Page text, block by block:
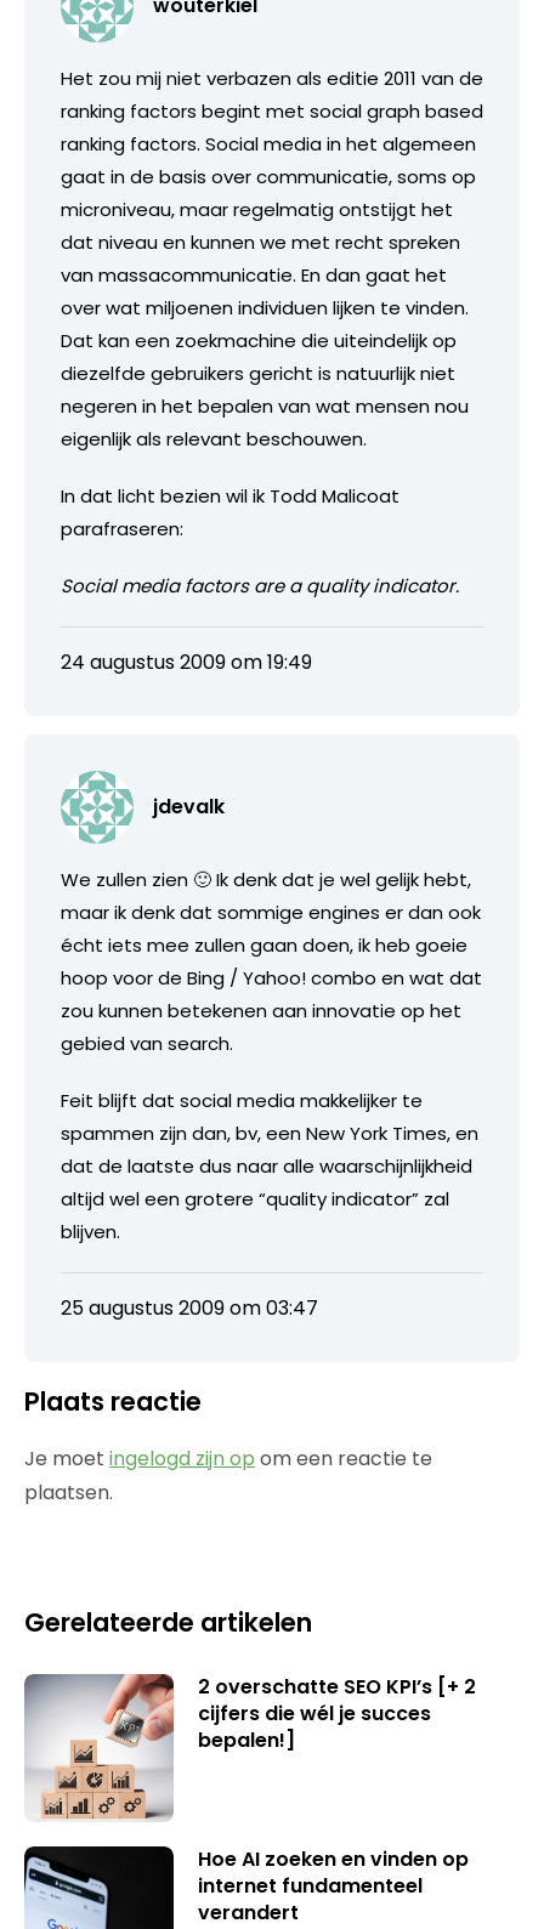
Het zou mij niet verbazen als editie 2011 van de
ranking factors begint met social graph based
ranking factors. Social media in het algemeen
gaat in de basis over communicatie, soms op
microniveau, maar regelmatig ontstijgt het
dat niveau en kunnen we met recht spreken
van massacommunicatie. En dan gaat het
over wat miljoenen individuen lijken te vinden.
Dat kan een zoekmachine die uiteindelijk op
diezelfde gebruikers gericht is natuurlijk niet
negeren in het bepalen van wat mensen nou
eigenlijk als relevant beschouwen.
In dat licht bezien wil ik Todd Malicoat
parafraseren:
Social media factors are a quality indicator.
24 augustus 2009 om 19:49
jdevalk
We zullen zien 🙂 Ik denk dat je wel gelijk hebt,
maar ik denk dat sommige engines er dan ook
écht iets mee zullen gaan doen, ik heb goeie
hoop voor de Bing / Yahoo! combo en wat dat
zou kunnen betekenen aan innovatie op het
gebied van search.
Feit blijft dat social media makkelijker te
spammen zijn dan, bv, een New York Times, en
dat de laatste dus naar alle waarschijnlijkheid
altijd wel een grotere “quality indicator” zal
blijven.
25 augustus 2009 om 03:47
Plaats reactie
Je moet ingelogd zijn op om een reactie te
plaatsen.
Gerelateerde artikelen
2 overschatte SEO KPI’s [+ 2
cijfers die wél je succes
bepalen!]
Hoe AI zoeken en vinden op
internet fundamenteel
verandert